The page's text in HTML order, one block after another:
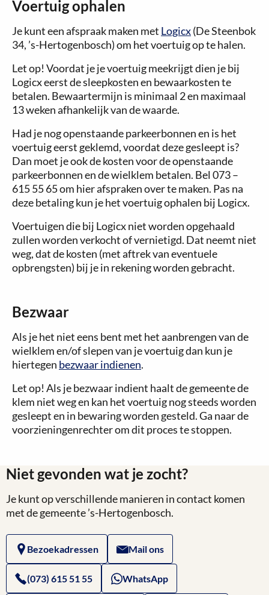
Voertuig ophalen
Je kunt een afspraak maken met Logicx(De Steenbok
34, ’s-Hertogenbosch) om het voertuig op te halen.
Let op! Voordat je je voertuig meekrijgt dien je bij
Logicx eerst de sleepkosten en bewaarkosten te
betalen. Bewaartermijn is minimaal 2 en maximaal
13 weken afhankelijk van de waarde.
Had je nog openstaande parkeerbonnen en is het
voertuig eerst geklemd, voordat deze gesleept is?
Dan moet je ook de kosten voor de openstaande
parkeerbonnen en de wielklem betalen. Bel 073 –
615 55 65 om hier afspraken over te maken. Pas na
deze betaling kun je het voertuig ophalen bij Logicx.
Voertuigen die bij Logicx niet worden opgehaald
zullen worden verkocht of vernietigd. Dat neemt niet
weg, dat de kosten (met aftrek van eventuele
opbrengsten) bij je in rekening worden gebracht.
Bezwaar
Als je het niet eens bent met het aanbrengen van de
wielklem en/of slepen van je voertuig dan kun je
hiertegen bezwaar indienen.
Let op! Als je bezwaar indient haalt de gemeente de
klem niet weg en kan het voertuig nog steeds worden
gesleept en in bewaring worden gesteld. Ga naar de
voorzieningenrechter om dit proces te stoppen.
Niet gevonden wat je zocht?
Je kunt op verschillende manieren in contact komen
met de gemeente ’s-Hertogenbosch.
Bezoekadressen Mail ons
(073) 615 51 55 WhatsApp